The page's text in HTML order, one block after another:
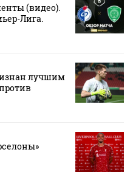
(видео).
Лига.
лучшим